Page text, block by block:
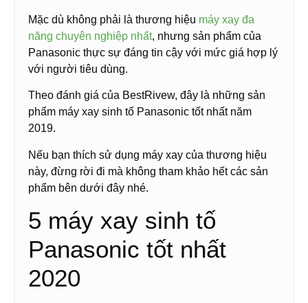
Mặc dù không phải là thương hiệu máy xay đa
năng chuyên nghiệp nhất, nhưng sản phẩm của
Panasonic thực sự đáng tin cậy với mức giá hợp lý
với người tiêu dùng.
Theo đánh giá của BestRivew, đây là những sản
phẩm máy xay sinh tố Panasonic tốt nhất năm
2019.
Nếu bạn thích sử dụng máy xay của thương hiệu
này, đừng rời đi mà không tham khảo hết các sản
phẩm bên dưới đây nhé.
5 máy xay sinh tố
Panasonic tốt nhất
2020